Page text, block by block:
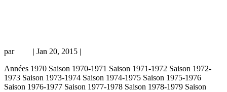
par | Jan 20, 2015 |
Années 1970 Saison 1970-1971 Saison 1971-1972 Saison 1972-
1973 Saison 1973-1974 Saison 1974-1975 Saison 1975-1976
Saison 1976-1977 Saison 1977-1978 Saison 1978-1979 Saison